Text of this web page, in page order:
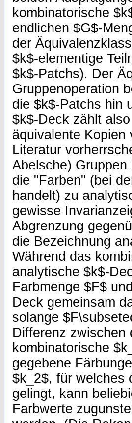
kombinatorische
endlichen $G$-
der
$k$-elementige
$k$-Patchs). Der
Gruppenoperation
die $k$-Patchs hin
$k$-Deck zählt
äquivalente Kopien
Literatur
Abelsche)
die "Farben" (bei
handelt) zu
gewisse
Abgrenzung
die Bezeichnung
Während das
analytische $k$-
Farbmenge $F$
Deck gemeinsam
solange
Differenz zwischen
kombinatorische
gegebene
$k_2$, für welches
gelingt, kann
Farbwerte